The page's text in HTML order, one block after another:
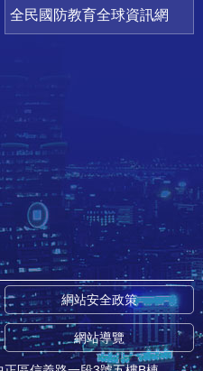
全民國防教育全球資訊網
網站安全政策
網站導覽